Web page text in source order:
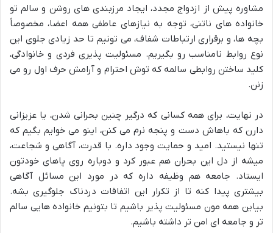
مشاوره پیش از ازدواج مجدد، ایجاد مرزبندی های روشن و سالم تو
خانواده های ناتنی، توجه به نیازهای عاطفی همه اعضا، مخصوصاً
بچه ها، و برقراری ارتباطات شفاف، می تونیم تا حد زیادی جلوی این
نوع روابط نامناسب رو بگیریم. مسئولیت پذیری فردی و خانوادگی،
کلید ساختن روابطی سالمه که توش احترام و آرامش حرف اول رو می
زنن.
در نهایت، برای همه کسانی که درگیر چنین بحرانی شدن، یا عزیزانی
دارن که باهاش دست و پنجه نرم می کنن، اینو می خوایم بگیم که
تنها نیستید. امید و حمایت وجود داره. با قدرت، آگاهی و شجاعت،
میشه از دل این بحران هم عبور کرد و دوباره روی پاهای خودتون
ایستاد. جامعه هم وظیفه داره که در مورد این مسائل آگاهی
بیشتری پیدا کنه تا از تکرار این اتفاقات دردناک جلوگیری بشه.
بیاین همه مون مسئولیت پذیر باشیم تا بتونیم خانواده هایی سالم
تر و جامعه ای امن تر داشته باشیم.